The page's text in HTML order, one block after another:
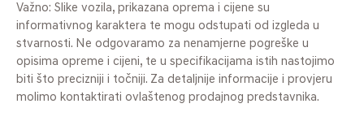
Važno: Slike vozila, prikazana oprema i cijene su
informativnog karaktera te mogu odstupati od izgleda u
stvarnosti. Ne odgovaramo za nenamjerne pogreške u
opisima opreme i cijeni, te u specifikacijama istih nastojimo
biti što precizniji i točniji. Za detaljnije informacije i provjeru
molimo kontaktirati ovlaštenog prodajnog predstavnika.